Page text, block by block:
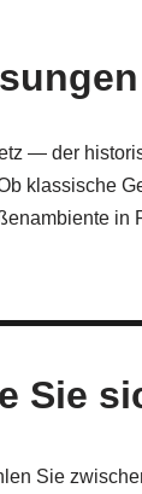
— der
klassische
Sie
Sie